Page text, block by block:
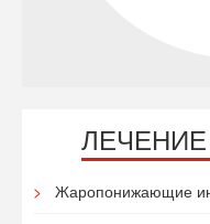
Жаропонижающие